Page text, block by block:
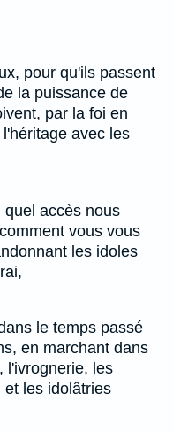
pour qu'ils passent
la puissance de
par la foi en
avec les
quel accès nous
vous vous
les idoles
le temps passé
en marchant dans
l'ivrognerie, les
et les idolâtries